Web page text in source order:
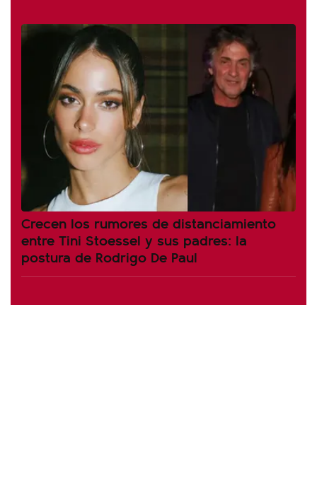
Crecen los rumores de distanciamiento
entre Tini Stoessel y sus padres: la
postura de Rodrigo De Paul